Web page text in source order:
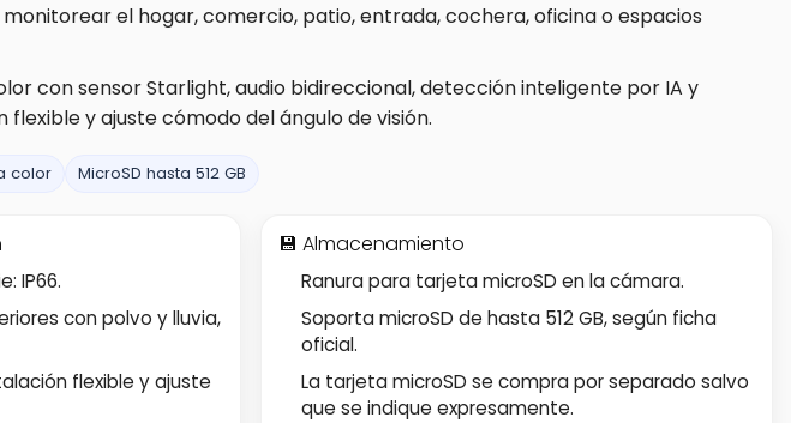
el hogar, comercio, patio, entrada, cochera, oficina o espacios
con sensor Starlight, audio bidireccional, detección inteligente por IA y
y ajuste cómodo del ángulo de visión.
color MicroSD hasta 512 GB
IP66.
con polvo y lluvia,
flexible y ajuste
💾 Almacenamiento
Ranura para tarjeta microSD en la cámara.
Soporta microSD de hasta 512 GB, según ficha
oficial.
La tarjeta microSD se compra por separado salvo
que se indique expresamente.